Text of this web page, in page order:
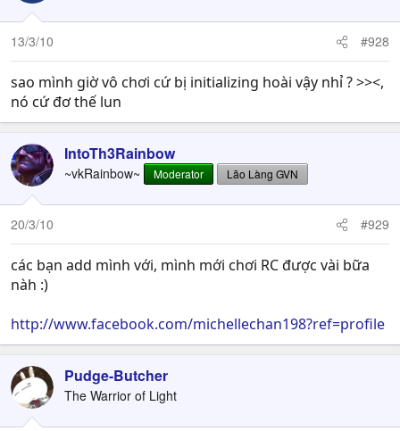
13/3/10 #928
sao mình giờ vô chơi cứ bị initializing hoài vậy nhỉ ? >><,
nó cứ đơ thế lun
IntoTh3Rainbow
~vkRainbow~ Moderator Lão Làng GVN
20/3/10 #929
các bạn add mình với, mình mới chơi RC được vài bữa
nàh :)
http://www.facebook.com/michellechan198?ref=profile
Pudge-Butcher
The Warrior of Light